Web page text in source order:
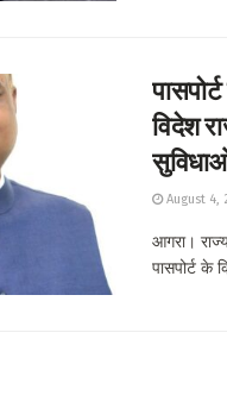
विदेश
August 4,
आगरा।
पासपोर्ट के